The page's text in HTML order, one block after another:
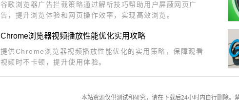
谷歌浏览器广告拦截策略通过解析技巧帮助用户屏蔽网页广
告，提升浏览体验和网页操作效率，实现高效浏览。
Chrome浏览器视频播放性能优化实用攻略
提供Chrome浏览器视频播放性能优化的实用策略，保障观看
视频时不卡顿，提升使用体验。
本站资源仅供测试和研究，请在下载后24小时内自行删除。